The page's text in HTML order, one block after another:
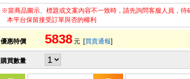
※當商品圖示、標題或文案內容不一致時，請先詢問客服人員，待
本平台保留接受訂單與否的權利
優惠特價 5838 元 [買貴通報]
購買數量